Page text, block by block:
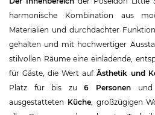
harmonische Kombination aus
Materialien und durchdachter
gehalten und mit hochwertiger
stilvollen Räume eine einladende,
für Gäste, die Wert aufÄsthetik und
Platz für bis zu6 Personen und
ausgestatteten Küche, großzügigen